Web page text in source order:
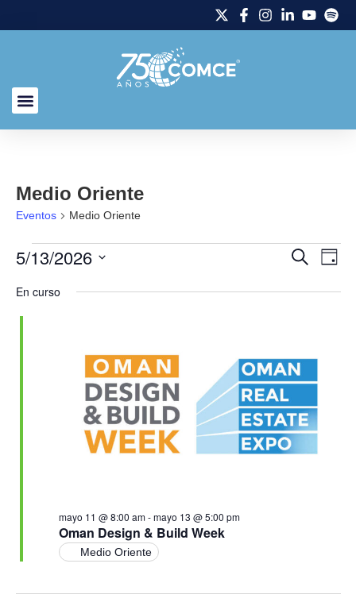
Medio Oriente
Eventos Medio Oriente
de
vistas
de
Buscar
Día
5/13/2026
la
fecha.
En curso
Oman Design & Build Week
mayo 11 @ 8:00 am-mayo 13 @ 5:00 pm
Medio Oriente